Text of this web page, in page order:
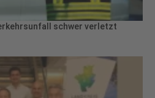
schwer verletzt